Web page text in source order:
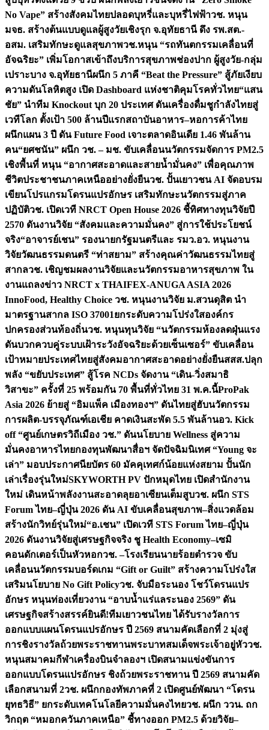
No Vape” สร้างสังคมไทยปลอดบุหรี่และบุหรี่ไฟฟ้าวช. หนุน
มจธ. สร้างต้นแบบดูแลผู้สูงวัยเชิงรุก จ.อุทัยธานี ดึง รพ.สต.-
อสม. เสริมทักษะดูแลสุขภาพวช.หนุน “รถทันตกรรมเคลื่อนที่
อัจฉริยะ” เพิ่มโอกาสเข้าถึงบริการสุขภาพช่องปาก ผู้สูงวัย-กลุ่ม
เปราะบาง จ.อุทัยธานีผนึก 5 ภาคี “Beat the Pressure” สู้ภัยเงียบ
ความดันโลหิตสูง เปิด Dashboard แห่งชาติคุมโรคทั่วไทย“แสน
ชัย” นำทีม Knockout บุก 20 ประเทศ ดันเครื่องดื่มชูกำลังไทยสู่
เวทีโลก ตั้งเป้า 500 ล้านปีแรกสถาบันอาหาร–หอการค้าไทย
ผนึกแผน 3 ปี ดัน Future Food เจาะตลาดอินเดีย 1.46 พันล้าน
คน“ยศชนัน” ผนึก วช. – มช. ขับเคลื่อนนวัตกรรมจัดการ PM2.5
เชิงพื้นที่ หนุน “อากาศสะอาดและสายน้ำมั่นคง” เพื่อคุณภาพ
ชีวิตประชาชนภาคเหนืออย่างยั่งยืนวช. ปั้นเยาวชน AI จัดอบรม
เขียนโปรแกรมโดรนแปรอักษร เสริมทักษะนวัตกรรมสู่ภาค
ปฏิบัติวช. เปิดเวที NRCT Open House 2026 ชี้ทิศทางทุนวิจัยปี
2570 ดันงานวิจัย “สังคมและความมั่นคง” สู่การใช้ประโยชน์
จริง“อาจารย์เชน” รองนายกรัฐมนตรีและ รมว.อว. หนุนงาน
วิจัยวัฒนธรรมดนตรี “ท่าสยาม” สร้างคุณค่าวัฒนธรรมไทยสู่
สากลวช. เชิญชมผลงานวิจัยและนวัตกรรมอาหารสุขภาพ ใน
งานแถลงข่าว NRCT x THAIFEX-ANUGA ASIA 2026
InnoFood, Healthy Choice วช. หนุนงานวิจัย ม.สวนดุสิต นำ
มาตรฐานสากล ISO 37001ยกระดับความโปร่งใสองค์กร
ปกครองส่วนท้องถิ่นวช. หนุนทุนวิจัย “นวัตกรรมห้องลดฝุ่นแรง
ดันบวกควบคู่ระบบเฝ้าระวังอัจฉริยะด้วยเซ็นเซอร์” ขับเคลื่อน
เป้าหมายประเทศไทยสู่สังคมอากาศสะอาดอย่างยั่งยืนสสส.ปลุก
พลัง “ขยับประเทศ” สู้โรค NCDs จัดงาน “เดิน-วิ่งสมาธิ
วิสาขะ” ครั้งที่ 25 พร้อมกัน 70 พื้นที่ทั่วไทย 31 พ.ค.นี้ProPak
Asia 2026 ย้ายสู่ “อิมแพ็ค เมืองทองฯ” ดันไทยสู่ฮับนวัตกรรม
การผลิต-บรรจุภัณฑ์เอเชีย คาดเงินสะพัด 5.5 พันล้านอว. Kick
off “ศูนย์เกษตรวิถีเมือง วช.” ดันนโยบาย Wellness สู่ความ
มั่นคงอาหารไทยกองทุนพัฒนาสื่อฯ จัดปัจฉิมนิเทศ “Young จะ
เล่า” มอบประกาศนียบัตร 60 มัคคุเทศก์น้อยแห่งสยาม ปั้นนัก
เล่าเรื่องรุ่นใหม่SKYWORTH PV ปักหมุดไทย เปิดสำนักงาน
ใหม่ เดินหน้าพลังงานสะอาดลุยอาเซียนเต็มสูบวช. ผนึก STS
Forum ไทย–ญี่ปุ่น 2026 ดัน AI ขับเคลื่อนสุขภาพ–สิ่งแวดล้อม
สร้างนักวิทย์รุ่นใหม่“อ.เชน” เปิดเวที STS Forum ไทย–ญี่ปุ่น
2026 ดันงานวิจัยสู่เศรษฐกิจจริง ชู Health Economy–เซมิ
คอนดักเตอร์เป็นหัวหอกวช. –โรงเรียนนายร้อยตำรวจ ขับ
เคลื่อนนวัตกรรมบอร์ดเกม “Gift or Guilt” สร้างความโปร่งใส
เสริมนโยบาย No Gift Policyวช. จับมือระนอง โชว์โดรนแปร
อักษร หนุนท่องเที่ยวงาน “อาบน้ำแร่แลระนอง 2569” ดัน
เศรษฐกิจสร้างสรรค์ยินดี!ทีมเยาวชนไทย ได้รับรางวัลการ
ออกแบบแผนโดรนแปรอักษร ปี 2569 สนามคัดเลือกที่ 2 มุ่งสู่
การชิงรางวัลถ้วยพระราชทานพระบาทสมเด็จพระเจ้าอยู่หัววช.
หนุนสมาคมกีฬาเครื่องบินจำลองฯ เปิดสนามแข่งขันการ
ออกแบบโดรนแปรอักษร ชิงถ้วยพระราชทาน ปี 2569 สนามคัด
เลือกสนามที่ 2วช. ผนึกกองทัพภาคที่ 2 เปิดศูนย์พัฒนา “โดรน
ยุทธวิธี” ยกระดับเทคโนโลยีความมั่นคงไทยวช. ผนึก ววน. ถก
วิกฤต “หมอกควันภาคเหนือ” ชี้ทางออก PM2.5 ด้วยวิจัย–